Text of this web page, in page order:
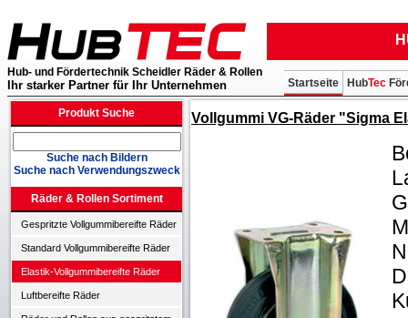
Hub- und Fördertechnik Scheidler Räder & Rollen
Ihr starker Partner für Ihr Unternehmen HubTec
Startseite
Produkt Suche
Suche nach Bildern
Suche nach Verwendungszweck
Räder & Rollen Sortiment
Gespritzte Vollgummibereifte Räder
Standard Vollgummibereifte Räder
Elastik-Vollgummibereifte Räder
Luftbereifte Räder
Vollgummi VG-Räder "Sigma